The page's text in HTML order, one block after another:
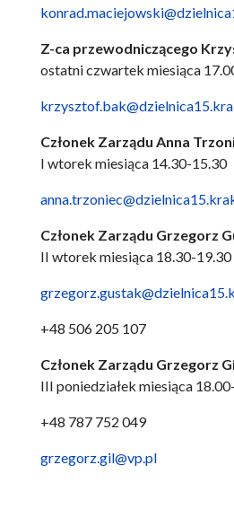
Z-ca przewodniczącego
ostatni czwartek miesiąca
Członek Zarządu Anna
I wtorek miesiąca 14.30-15.30
Członek Zarządu Grzegorz
II wtorek miesiąca 18.30-19.30
+48 506 205 107
Członek Zarządu Grzegorz
III poniedziałek miesiąca
+48 787 752 049
grzegorz.gil@vp.pl